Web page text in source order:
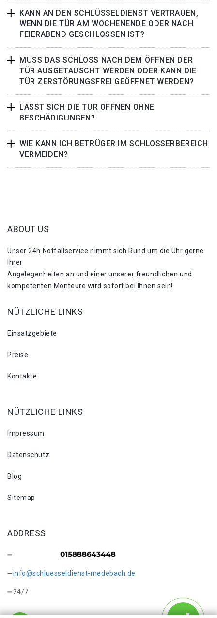
KANN AN DEN SCHLÜSSELDIENST VERTRAUEN,
WENN DIE TÜR AM WOCHENENDE ODER NACH
FEIERABEND GESCHLOSSEN IST?
MUSS DAS SCHLOSS NACH DEM ÖFFNEN DER
TÜR AUSGETAUSCHT WERDEN ODER KANN DIE
TÜR ZERSTÖRUNGSFREI GEÖFFNET WERDEN?
LÄSST SICH DIE TÜR ÖFFNEN OHNE
BESCHÄDIGUNGEN?
WIE KANN ICH BETRÜGER IM SCHLOSSERBEREICH
VERMEIDEN?
ABOUT US
Unser 24h Notfallservice nimmt sich Rund um die Uhr gerne
Ihrer
Angelegenheiten an und einer unserer freundlichen und
kompetenten Monteure wird sofort bei Ihnen sein!
NÜTZLICHE LINKS
Einsatzgebiete
Preise
Kontakte
NÜTZLICHE LINKS
Impressum
Datenschutz
Blog
Sitemap
ADDRESS
info@schluesseldienst-medebach.de
24/7